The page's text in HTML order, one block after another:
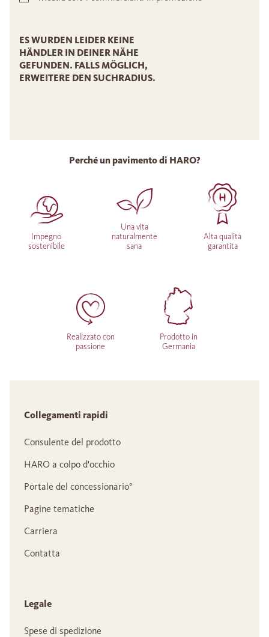
ES WURDEN LEIDER KEINE
HÄNDLER IN DEINER NÄHE
GEFUNDEN. FALLS MÖGLICH,
ERWEITERE DEN SUCHRADIUS.
Perché un pavimento di HARO?
Impegno
sostenibile
Una vita
naturalmente
sana
Alta qualità
garantita
Realizzato con
passione
Prodotto in
Germania
Collegamenti rapidi
Consulente del prodotto
HARO a colpo d'occhio
Portale del concessionario°
Pagine tematiche
Carriera
Contatta
Legale
Spese di spedizione